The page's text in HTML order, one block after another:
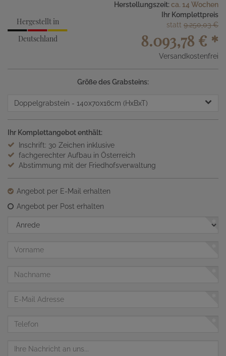
Hergestellt in
Deutschland
Herstellungszeit: ca. 14 Wochen
Ihr Komplettpreis
statt 9.250,03 €
8.093,78 € *
Versandkostenfrei
Größe des Grabsteins:
Doppelgrabstein - 140x70x16cm (HxBxT)
Ihr Komplettangebot enthält:
Inschrift: 30 Zeichen inklusive
fachgerechter Aufbau in Österreich
Abstimmung mit der Friedhofsverwaltung
Angebot per E-Mail erhalten
Angebot per Post erhalten
Anrede
Vorname
Nachname
Telefon
Nachricht